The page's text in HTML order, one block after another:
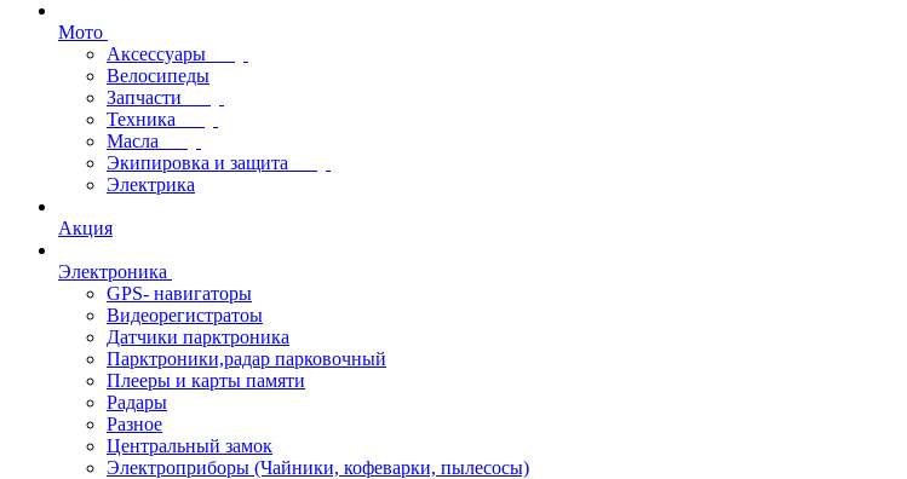
Мото
Аксессуары
Велосипеды
Запчасти
Техника
Масла
Экипировка и защита
Электрика
Акция
Электроника
GPS- навигаторы
Видеорегистратоы
Датчики парктроника
Парктроники,радар парковочный
Плееры и карты памяти
Радары
Разное
Центральный замок
Электроприборы (Чайники, кофеварки, пылесосы)